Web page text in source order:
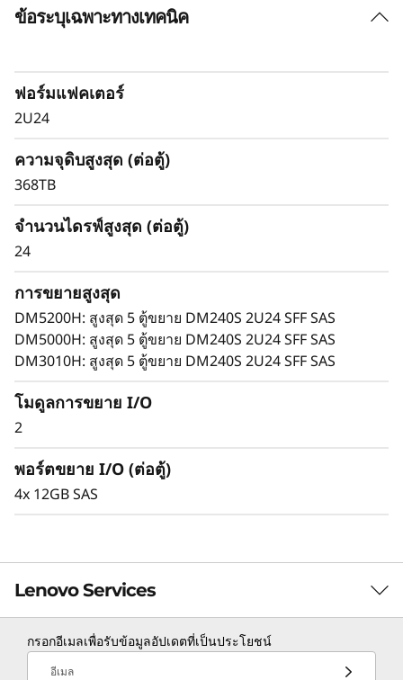
A
S
D
ตู้ขยาย ThinkSystem DM240S 2U24 SFF
สามารถในการจัดเก็บข้อมูลที่หนาแน่นและเชื่อถือ
ได้สำหรับอาร์เรย์จัดเก็บข้อมูลแบบออลแฟลชและไฮ
ThinkSystem DM240S เติบโตไปพร้อมกับธุรกิจ
ของคุณ ส่งมอบประสิทธิภาพที่ราบรื่น การจัดการที่
ขนาดกะทัดรัด
ข้อระบุเฉพาะทางเทคนิค
ฟอร์มแฟคเตอร์
2U24
ความจุดิบสูงสุด (ต่อตู้)
368TB
จำนวนไดรฟ์สูงสุด (ต่อตู้)
24
การขยายสูงสุด
DM5200H: สูงสุด 5 ตู้ขยาย DM240S 2U24 SFF SAS
DM5000H: สูงสุด 5 ตู้ขยาย DM240S 2U24 SFF SAS
DM3010H: สูงสุด 5 ตู้ขยาย DM240S 2U24 SFF SAS
โมดูลการขยาย I/O
2
พอร์ตขยาย I/O (ต่อตู้)
4x 12GB SAS
Lenovo Services
TruScale Services
กรอกอีเมลเพื่อรับข้อมูลอัปเดตที่เป็นประโยชน์
อีเมล